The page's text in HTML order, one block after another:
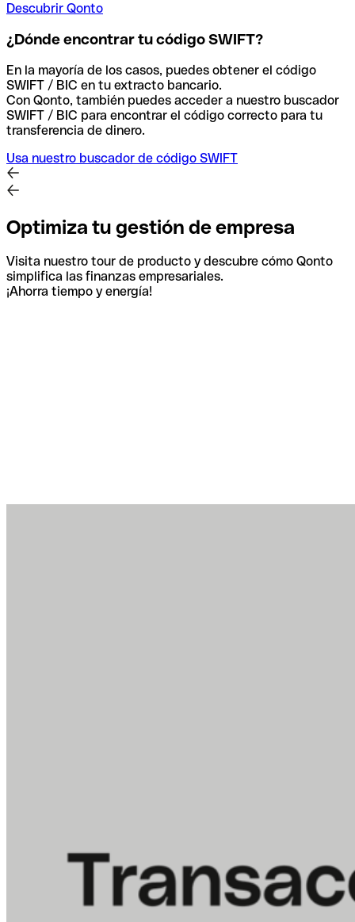
Descubrir Qonto
¿Dónde encontrar tu código SWIFT?
En la mayoría de los casos, puedes obtener el código
SWIFT / BIC en tu extracto bancario.
Con Qonto, también puedes acceder a nuestro buscador
SWIFT / BIC para encontrar el código correcto para tu
transferencia de dinero.
Usa nuestro buscador de código SWIFT
Optimiza tu gestión de empresa
Visita nuestro tour de producto y descubre cómo Qonto
simplifica las finanzas empresariales.
¡Ahorra tiempo y energía!